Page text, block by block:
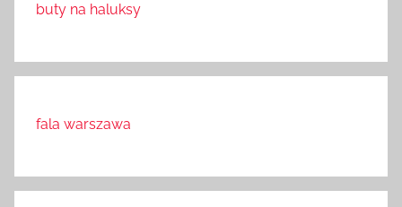
buty na haluksy
fala warszawa